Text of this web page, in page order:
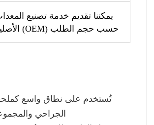
يمكننا تقديم خدمة تصنيع
الأصلية (OEM) حسب حجم الطلب
الجراحي